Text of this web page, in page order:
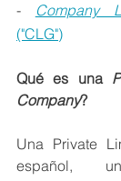
-
Company
("CLG")
Qué es una
Company?
Una Private
español,